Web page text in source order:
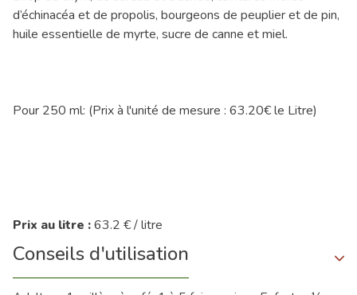
d’échinacéa et de propolis, bourgeons de peuplier et de pin,
huile essentielle de myrte, sucre de canne et miel.
Pour 250 ml: (Prix à l'unité de mesure : 63.20€ le Litre)
Prix au litre :63.2 € / litre
Conseils d'utilisation